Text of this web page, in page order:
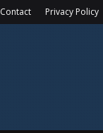
Contact Privacy Policy